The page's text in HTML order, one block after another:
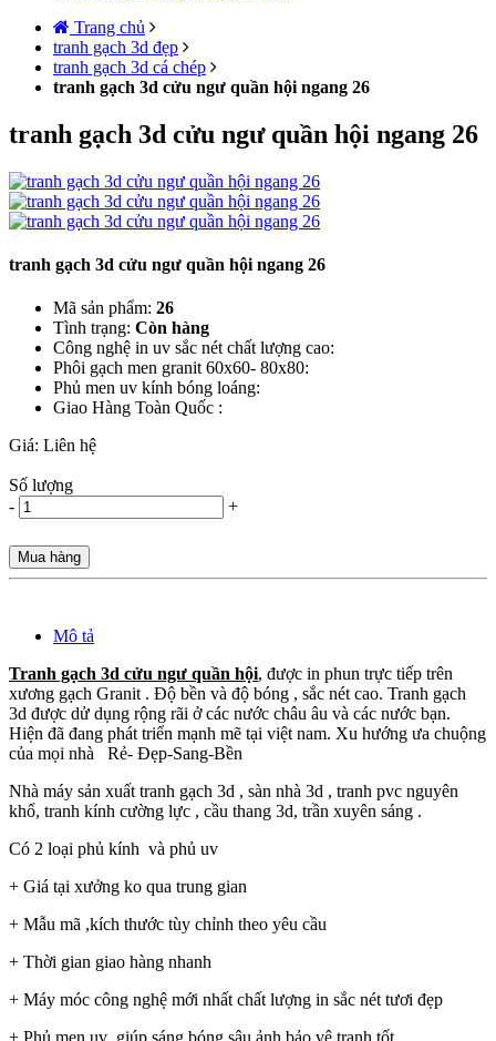
Trang chủ
tranh gạch 3d đẹp
tranh gạch 3d cá chép
tranh gạch 3d cửu ngư quần hội ngang 26
tranh gạch 3d cửu ngư quần hội ngang 26
tranh gạch 3d cửu ngư quần hội ngang 26
Mã sản phẩm: 26
Tình trạng: Còn hàng
Công nghệ in uv sắc nét chất lượng cao:
Phôi gạch men granit 60x60- 80x80:
Phủ men uv kính bóng loáng:
Giao Hàng Toàn Quốc :
Giá: Liên hệ
Số lượng
-
+
Mua hàng
Mô tả
Tranh gạch 3d cửu ngư quần hội, được in phun trực tiếp trên
xương gạch Granit . Độ bền và độ bóng , sắc nét cao. Tranh gạch
3d được dử dụng rộng rãi ở các nước châu âu và các nước bạn.
Hiện đã đang phát triển mạnh mẽ tại việt nam. Xu hướng ưa chuộng
của mọi nhà Rẻ- Đẹp-Sang-Bền
Nhà máy sản xuất tranh gạch 3d , sàn nhà 3d , tranh pvc nguyên
khổ, tranh kính cường lực , cầu thang 3d, trần xuyên sáng .
Có 2 loại phủ kính và phủ uv
+ Giá tại xưởng ko qua trung gian
+ Mẫu mã ,kích thước tùy chỉnh theo yêu cầu
+ Thời gian giao hàng nhanh
+ Máy móc công nghệ mới nhất chất lượng in sắc nét tươi đẹp